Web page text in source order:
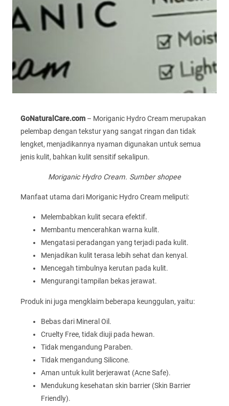
GoNaturalCare.com – Moriganic Hydro Cream merupakan
pelembap dengan tekstur yang sangat ringan dan tidak
lengket, menjadikannya nyaman digunakan untuk semua
jenis kulit, bahkan kulit sensitif sekalipun.
Moriganic Hydro Cream. Sumber shopee
Manfaat utama dari Moriganic Hydro Cream meliputi:
Melembabkan kulit secara efektif.
Membantu mencerahkan warna kulit.
Mengatasi peradangan yang terjadi pada kulit.
Menjadikan kulit terasa lebih sehat dan kenyal.
Mencegah timbulnya kerutan pada kulit.
Mengurangi tampilan bekas jerawat.
Produk ini juga mengklaim beberapa keunggulan, yaitu:
Bebas dari Mineral Oil.
Cruelty Free, tidak diuji pada hewan.
Tidak mengandung Paraben.
Tidak mengandung Silicone.
Aman untuk kulit berjerawat (Acne Safe).
Mendukung kesehatan skin barrier (Skin Barrier
Friendly).